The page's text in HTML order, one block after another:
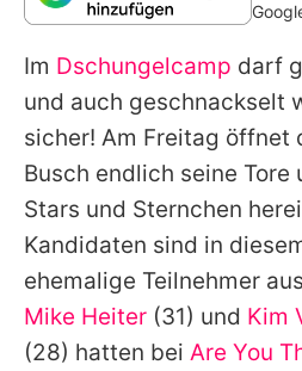
Redaktionelle
Utiq
Im Dschungelcamp darf
und auch geschnackselt
sicher! Am Freitag öffnet
Busch endlich seine
Stars und Sternchen
Kandidaten sind in
ehemalige Teilnehmer
Mike Heiter (31) und Kim
(28) hatten bei Are You